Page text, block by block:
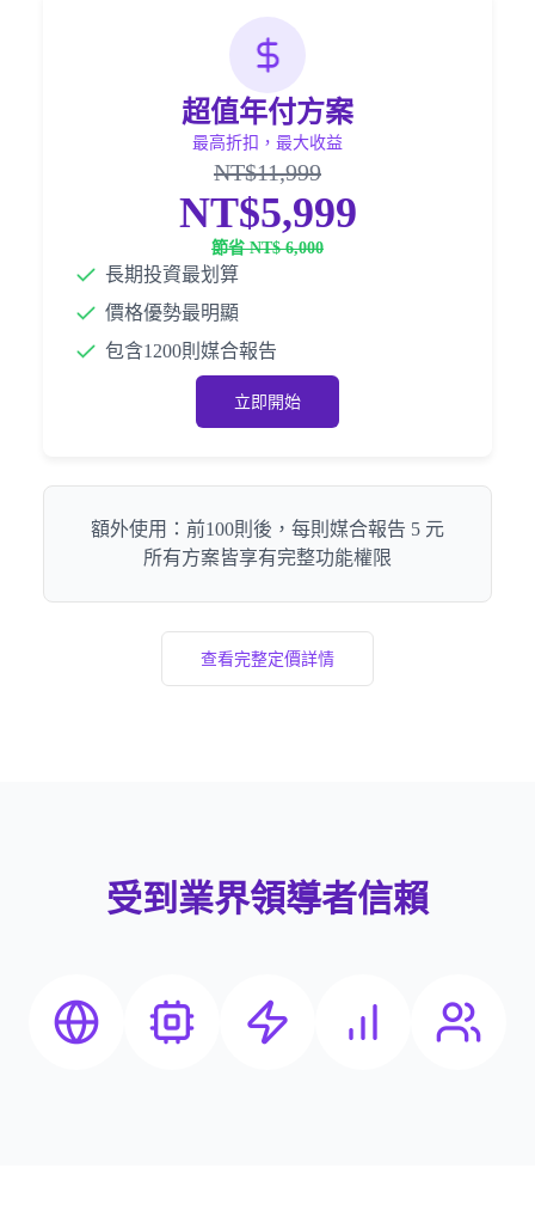
超值年付方案
最高折扣，最大收益
NT$11,999
NT$5,999
節省 NT$ 6,000
長期投資最划算
價格優勢最明顯
包含1200則媒合報告
立即開始
額外使用：前100則後，每則媒合報告 5 元
所有方案皆享有完整功能權限
查看完整定價詳情
受到業界領導者信賴